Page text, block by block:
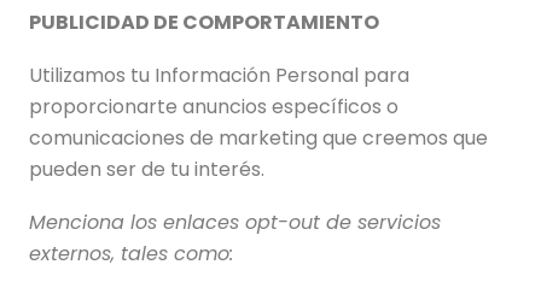
PUBLICIDAD DE COMPORTAMIENTO
Utilizamos tu Información Personal para
proporcionarte anuncios específicos o
comunicaciones de marketing que creemos que
pueden ser de tu interés.
Menciona los enlaces opt-out de servicios
externos, tales como: